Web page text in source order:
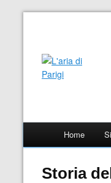
Home
Storia